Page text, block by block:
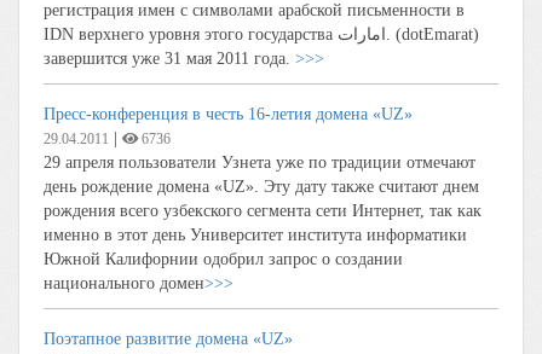
регистрация имен с символами арабской письменности в
IDN верхнего уровня этого государства امارات. (dotEmarat)
завершится уже 31 мая 2011 года. >>>
Пресс-конференция в честь 16-летия домена «UZ»
29.04.2011 6736
29 апреля пользователи Узнета уже по традиции отмечают
день рождение домена «UZ». Эту дату также считают днем
рождения всего узбекского сегмента сети Интернет, так как
именно в этот день Университет института информатики
Южной Калифорнии одобрил запрос о создании
национального домен>>>
Поэтапное развитие домена «UZ»